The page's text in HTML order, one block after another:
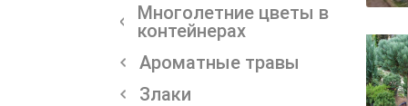
Многолетние цветы в
контейнерах
Ароматные травы
Злаки